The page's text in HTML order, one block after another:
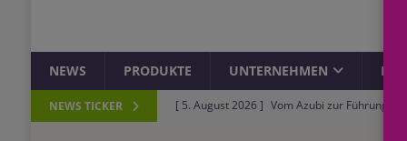
NEWS PRODUKTE UNTERNEHMEN
NEWS TICKER [ 5. August 2026 ] Vom Azubi zur